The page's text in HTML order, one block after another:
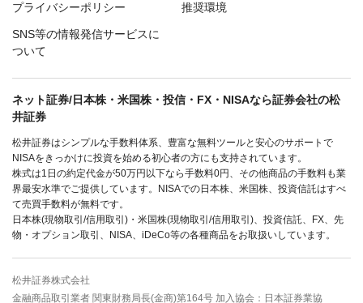
プライバシーポリシー 推奨環境
SNS等の情報発信サービスに
ついて
ネット証券/日本株・米国株・投信・FX・NISAなら証券会社の松
井証券
松井証券はシンプルな手数料体系、豊富な無料ツールと安心のサポートで
NISAをきっかけに投資を始める初心者の方にも支持されています。
株式は1日の約定代金が50万円以下なら手数料0円、その他商品の手数料も業
界最安水準でご提供しています。NISAでの日本株、米国株、投資信託はすべ
て売買手数料が無料です。
日本株(現物取引/信用取引)・米国株(現物取引/信用取引)、投資信託、FX、先
物・オプション取引、NISA、iDeCo等の各種商品をお取扱いしています。
松井証券株式会社
金融商品取引業者 関東財務局長(金商)第164号 加入協会：日本証券業協